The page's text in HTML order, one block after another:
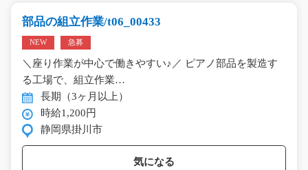
部品の組立作業/t06_00433
NEW 急募
＼座り作業が中心で働きやすい♪／ ピアノ部品を製造す
る工場で、組立作業…
長期（3ヶ月以上）
時給1,200円
静岡県掛川市
気になる